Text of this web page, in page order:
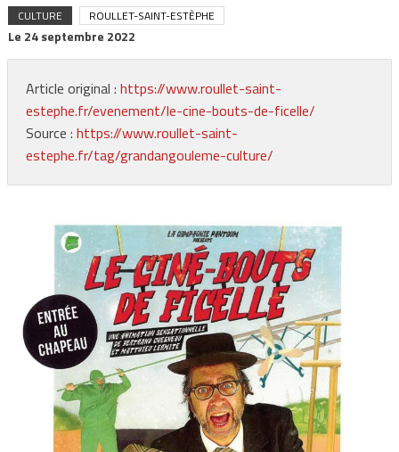
CULTURE ROULLET-SAINT-ESTÈPHE
Le 24 septembre 2022
Article original : https://www.roullet-saint-
estephe.fr/evenement/le-cine-bouts-de-ficelle/
Source : https://www.roullet-saint-
estephe.fr/tag/grandangouleme-culture/